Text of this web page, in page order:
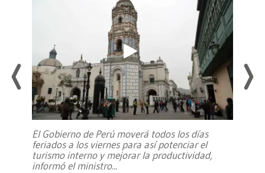
El Gobierno de Perú moverá todos los días
feriados a los viernes para así potenciar el
turismo interno y mejorar la productividad,
informó el ministro...